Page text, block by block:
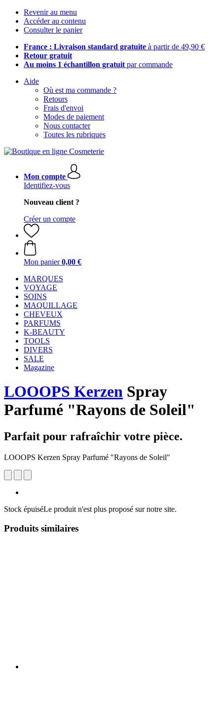
Revenir au menu
Accéder au contenu
Consulter le panier
France : Livraison standard gratuite à partir de 49,90 €
Retour gratuit
Au moins 1 échantillon gratuit par commande
Aide
Où est ma commande ?
Retours
Frais d'envoi
Modes de paiement
Nous contacter
Toutes les rubriques
Mon compte
Identifiez-vous
Nouveau client ?
Créer un compte
Mon panier 0,00 €
MARQUES
VOYAGE
SOINS
MAQUILLAGE
CHEVEUX
PARFUMS
K-BEAUTY
TOOLS
DIVERS
SALE
Magazine
LOOOPS Kerzen Spray
Parfumé "Rayons de Soleil"
Parfait pour rafraîchir votre pièce.
LOOOPS Kerzen Spray Parfumé "Rayons de Soleil"
Stock épuiséLe produit n'est plus proposé sur notre site.
Produits similaires